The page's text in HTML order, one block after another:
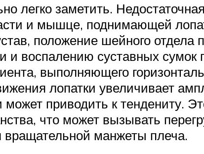
заметить.
и мышце, поднимающей
положение шейного отдела
и воспалению суставных сумок
выполняющего
лопатки увеличивает
приводить к тендениту.
что может вызывать
вращательной манжеты плеча.